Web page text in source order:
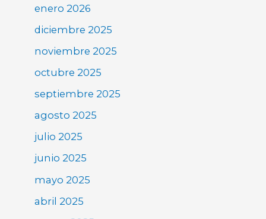
enero 2026
diciembre 2025
noviembre 2025
octubre 2025
septiembre 2025
agosto 2025
julio 2025
junio 2025
mayo 2025
abril 2025